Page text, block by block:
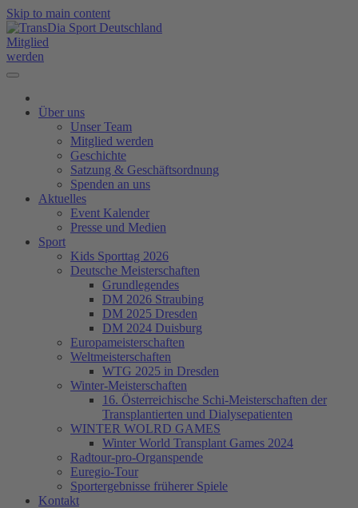
Skip to main content
Mitglied
werden
Über uns
Unser Team
Mitglied werden
Geschichte
Satzung & Geschäftsordnung
Spenden an uns
Aktuelles
Event Kalender
Presse und Medien
Sport
Kids Sporttag 2026
Deutsche Meisterschaften
Grundlegendes
DM 2026 Straubing
DM 2025 Dresden
DM 2024 Duisburg
Europameisterschaften
Weltmeisterschaften
WTG 2025 in Dresden
Winter-Meisterschaften
16. Österreichische Schi-Meisterschaften der
Transplantierten und Dialysepatienten
WINTER WOLRD GAMES
Winter World Transplant Games 2024
Radtour-pro-Organspende
Euregio-Tour
Sportergebnisse früherer Spiele
Kontakt